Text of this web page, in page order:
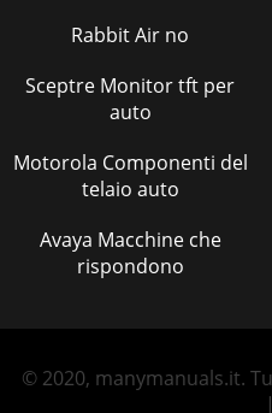
Rabbit Air no
Sceptre Monitor tft per
auto
Motorola Componenti del
telaio auto
Avaya Macchine che
rispondono
© 2020, manymanuals.it.
|